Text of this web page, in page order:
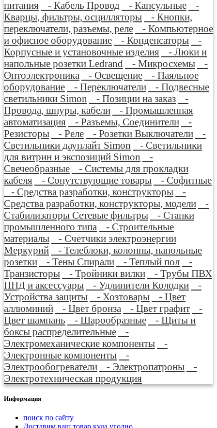
питания
- Кабель Провод - Капсульные
-
Кварцы, фильтры, осцилляторы
- Кнопки,
переключатели, разъемы, реле
- Компьютерное
и офисное оборудование
- Конденсаторы
-
Корпусные и установочные изделия
- Люки и
напольные розетки Ledrand
- Микросхемы
-
Оптоэлектроника
- Освещение
- Паяльное
оборудование
- Переключатели
- Подвесные
светильники Simon
- Позиции на заказ
-
Провода, шнуры, кабели
- Промышленная
автоматизация
- Разъемы, Соединители
-
Резисторы
- Реле - Розетки Выключатели
-
Светильники даунлайт Simon
- Светильники
для витрин и экспозиций Simon
-
Свечеобразные
- Системы для прокладки
кабеля
- Сопутствующие товары
- Софитные
- Средства разработки, конструкторы
-
Средства разработки, конструкторы, модели
-
Стабилизаторы Сетевые фильтры
- Станки
промышленного типа
- Строительные
материалы
- Счетчики электроэнергии
Меркурий
- Телеблоки, колонны, напольные
розетки
- Тены Спирали - Теплый пол
-
Транзисторы
- Тройники вилки
- Трубы ПВХ
ПНД и аксессуары
- Удлинители Колодки
-
Устройства защиты
- Хозтовары
- Цвет
аллюминий
- Цвет бронза - Цвет графит
-
Цвет шампань
- Шарообразные
- Щиты и
боксы распределительные
-
Электромеханические компоненты
-
Электронные компоненты
-
Электрообогреватели
- Электропатроны
-
Электротехническая продукция
Информация
поиск по сайту
Доставим ваш товар куда угодно